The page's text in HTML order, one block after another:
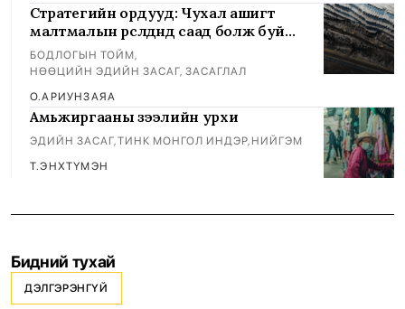
Стратегийн ордууд: Чухал ашигт
малтмалын өрсөлдөөнд саад болж буй
тогтолцоо
БОДЛОГЫН ТОЙМ,
НӨӨЦИЙН ЭДИЙН ЗАСАГ, ЗАСАГЛАЛ
О.АРИУНЗАЯА
Амьжиргааны зээлийн урхи
ЭДИЙН ЗАСАГ,ТИНК МОНГОЛ ИНДЭР, НИЙГЭМ
Т.ЭНХТҮМЭН
Бидний тухай
ДЭЛГЭРЭНГҮЙ